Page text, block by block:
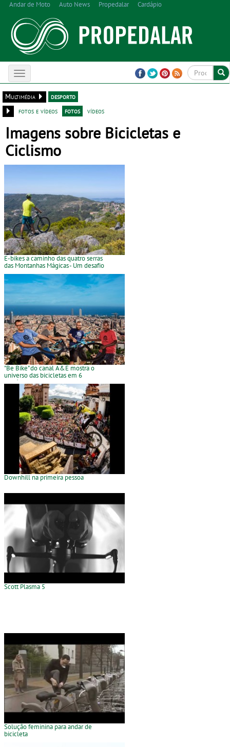
Andar de Moto Auto News Propedalar Cardápio
Toggle
navigation
Multimédia
desporto
fotos e vídeos
fotos vídeos
Imagens sobre Bicicletas e
Ciclismo
E-bikes a caminho das quatro serras
das Montanhas Mágicas - Um desafio
para 3 dias entre 8 e 10 de Junho
"Be Bike" do canal A&E mostra o
universo das bicicletas em 6
episódios
Downhill na primeira pessoa
Scott Plasma 5
Solução feminina para andar de
bicicleta